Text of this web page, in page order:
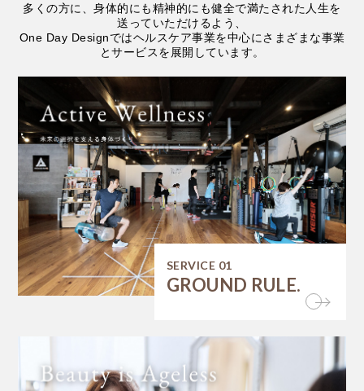
多くの方に、身体的にも精神的にも健全で満たされた人生を
送っていただけるよう、
One Day Designではヘルスケア事業を中心にさまざまな事業
とサービスを展開しています。
SERVICE 01
GROUND RULE.